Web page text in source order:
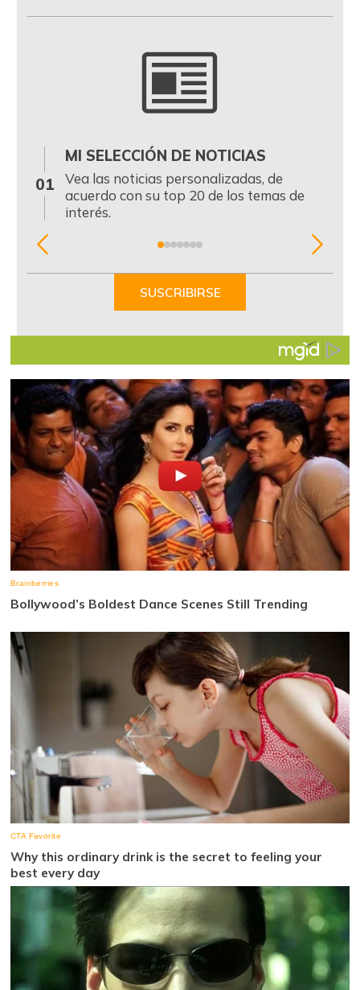
01
MI SELECCIÓN DE NOTICIAS
Vea las noticias personalizadas, de
acuerdo con su top 20 de los temas de
interés.
Item
SUSCRIBIRSE